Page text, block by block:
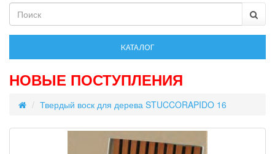
НОВЫЕ ПОСТУПЛЕНИЯ
Твердый воск для дерева STUCCORAPIDO 16